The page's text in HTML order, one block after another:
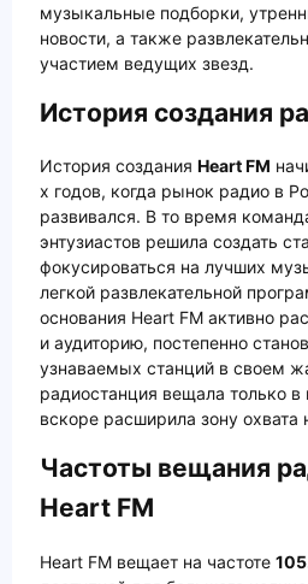
музыкальные подборки,
новости, а также
участием ведущих звезд.
История создания
История создания Heart FM
х годов, когда рынок радио в
развивался. В то время
энтузиастов решила создать
фокусироваться на лучших
легкой развлекательной
основания Heart FM активно
и аудиторию, постепенно
узнаваемых станций в своем
радиостанция вещала только
вскоре расширила зону охвата
Частоты вещания
Heart FM
Heart FM вещает на частоте